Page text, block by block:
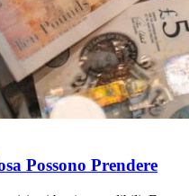
Possono Prendere